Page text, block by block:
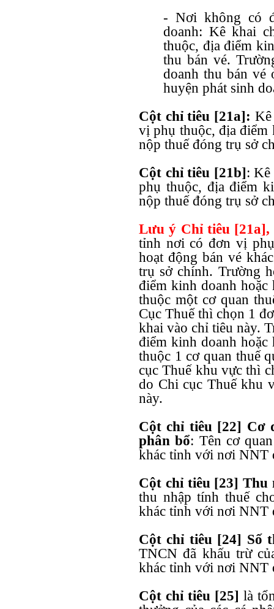
- Nơi không có
doanh: Kê khai
thuộc, địa điểm
thu bán vé.
doanh thu bán vé
huyện phát sinh
Cột chỉ tiêu [21a]:
vị phụ thuộc, địa
nộp thuế đóng trụ sở
Cột chỉ tiêu [21b]: Kê
phụ thuộc, địa điểm
nộp thuế đóng trụ sở
Lưu ý Chỉ tiêu [21a],
tỉnh nơi có đơn vị
hoạt động bán vé
trụ sở chính. Trường
điểm kinh doanh hoặc
thuộc một cơ quan
Cục Thuế thì chọn 1
khai vào chỉ tiêu này.
điểm kinh doanh hoặc
thuộc 1 cơ quan thuế
cục Thuế khu vực thì
do Chi cục Thuế khu
này.
Cột chỉ tiêu [22] Cơ
phân bổ: Tên cơ
khác tỉnh với nơi NNT
Cột chỉ tiêu [23] Thu
thu nhập tính thuế
khác tỉnh với nơi NNT
Cột chỉ tiêu [24] Số
TNCN đã khấu trừ
khác tỉnh với nơi NNT
Cột chỉ tiêu [25] là